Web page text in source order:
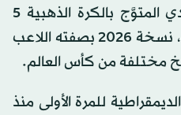
المتوَّج بالكرة الذهبية 5
مرات في مسيرته الاحترافية، نسخة 2026 بصفته اللاعب
للمرة الأولى منذ